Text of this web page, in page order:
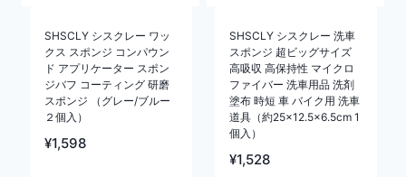
SHSCLY シスクレー ワッ
クス スポンジ コンパウン
ド アプリケーター スポン
ジバフ コーティング 研磨
スポンジ （グレー/ブルー
２個入）
¥1,598
SHSCLY シスクレー 洗車
スポンジ 超ビッグサイズ
高吸収 高保持性 マイクロ
ファイバー 洗車用品 洗剤
塗布 時短 車 バイク用 洗車
道具（約25×12.5×6.5cm 1
個入）
¥1,528